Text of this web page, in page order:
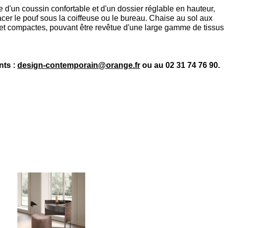
d'un coussin confortable et d'un dossier réglable en hauteur,
le pouf sous la coiffeuse ou le bureau. Chaise au sol aux
compactes, pouvant être revêtue d'une large gamme de tissus
: design-contemporain@orange.frou au 02 31 74 76 90.